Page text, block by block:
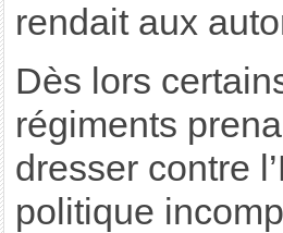
rendait aux
Dès lors
régiments
dresser contre
politique